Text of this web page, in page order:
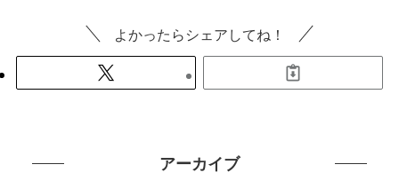
よかったらシェアしてね！
アーカイブ